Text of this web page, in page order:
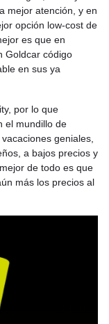
mejor atención, y en
opción low-cost de
es que en
Goldcar código
en sus ya
por lo que
el mundillo de
geniales,
a bajos precios y
de todo es que
más los precios al